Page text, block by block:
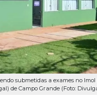
submetidas a exames no
de Campo Grande (Foto: